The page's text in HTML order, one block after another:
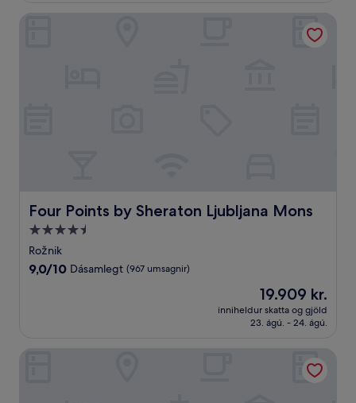
Four Points by Sheraton Ljubljana Mons
Four Points by Sheraton Ljubljana Mons
4.5
stjörnu
gististaður
Rožnik
9.0
9,0/10 Dásamlegt (967 umsagnir)
Verðið
er
19.909 kr.
19.909 kr.
inniheldur skatta og gjöld
23. ágú. - 24. ágú.